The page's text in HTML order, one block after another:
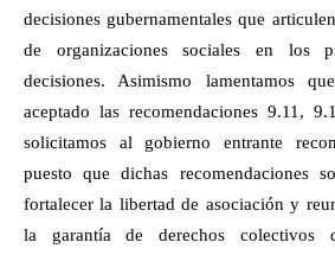
decisiones gubernamentales que
de organizaciones sociales en los
decisiones. Asimismo lamentamos
aceptado las recomendaciones 9.11,
solicitamos al gobierno entrante
puesto que dichas recomendaciones
fortalecer la libertad de asociación y
la garantía de derechos colectivos